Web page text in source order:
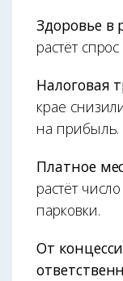
Здоровье в
растёт
Налоговая
крае
на прибыль.
Платное
растёт
парковки.
От